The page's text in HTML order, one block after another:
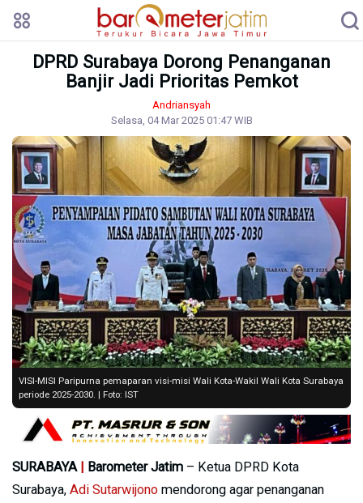
DPRD Surabaya Dorong Penanganan
Banjir Jadi Prioritas Pemkot
Andriansyah
Selasa, 04 Mar 2025 01:47 WIB
VISI-MISI Paripurna pemaparan visi-misi Wali Kota-Wakil Wali Kota Surabaya
periode 2025-2030. | Foto: IST
SURABAYA | Barometer Jatim – Ketua DPRD Kota
Surabaya, Adi Sutarwijono mendorong agar penanganan